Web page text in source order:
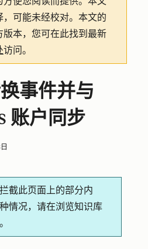
，可能未经校对。本文的
版本，您可在此找到最新
访问。
事件并与
账户同步
截此页面上的部分内
情况，请在浏览知识库